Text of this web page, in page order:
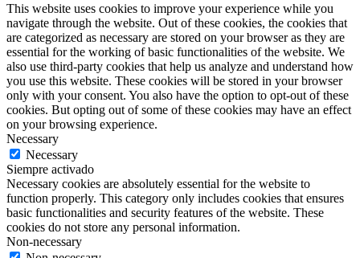
This website uses cookies to improve your experience while you
navigate through the website. Out of these cookies, the cookies that
are categorized as necessary are stored on your browser as they are
essential for the working of basic functionalities of the website. We
also use third-party cookies that help us analyze and understand how
you use this website. These cookies will be stored in your browser
only with your consent. You also have the option to opt-out of these
cookies. But opting out of some of these cookies may have an effect
on your browsing experience.
Necessary
Necessary
Siempre activado
Necessary cookies are absolutely essential for the website to
function properly. This category only includes cookies that ensures
basic functionalities and security features of the website. These
cookies do not store any personal information.
Non-necessary